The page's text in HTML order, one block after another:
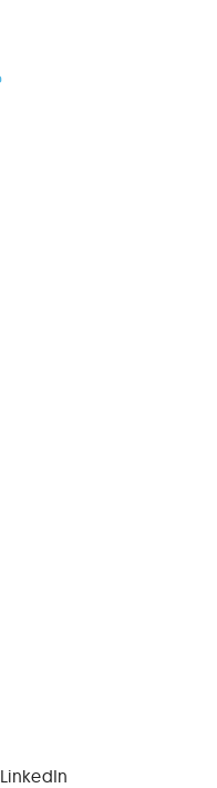
LinkedIn